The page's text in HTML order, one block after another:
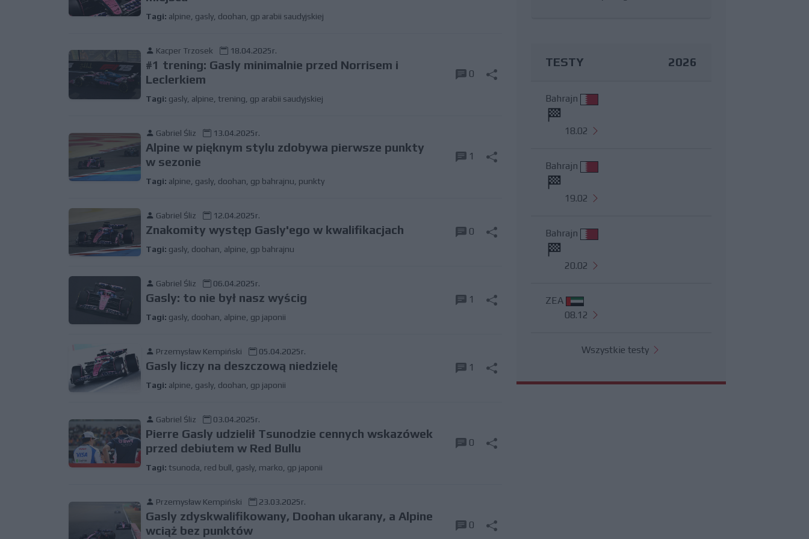
Tagi: alpine gasly doohan gp arabii saudyjskiej
Kacper Trzosek 18.04.2025r.
#1 trening: Gasly minimalnie przed Norrisem i
Leclerkiem
Tagi: gasly alpine trening gp arabii saudyjskiej
0
Gabriel Śliz 13.04.2025r.
Alpine w pięknym stylu zdobywa pierwsze punkty
w sezonie
Tagi: alpine gasly doohan gp bahrajnu punkty
1
Gabriel Śliz 12.04.2025r.
Znakomity występ Gasly'ego w kwalifikacjach
Tagi: gasly doohan alpine gp bahrajnu
0
Gabriel Śliz 06.04.2025r.
Gasly: to nie był nasz wyścig
Tagi: gasly doohan alpine gp japonii
1
Przemysław Kempiński 05.04.2025r.
Gasly liczy na deszczową niedzielę
Tagi: alpine gasly doohan gp japonii
1
Gabriel Śliz 03.04.2025r.
Pierre Gasly udzielił Tsunodzie cennych wskazówek
przed debiutem w Red Bullu
Tagi: tsunoda red bull gasly marko gp japonii
0
Przemysław Kempiński 23.03.2025r.
Gasly zdyskwalifikowany, Doohan ukarany, a Alpine
wciąż bez punktów
0
TESTY 2026
Bahrajn
18.02
Bahrajn
19.02
Bahrajn
20.02
ZEA
08.12
Wszystkie testy